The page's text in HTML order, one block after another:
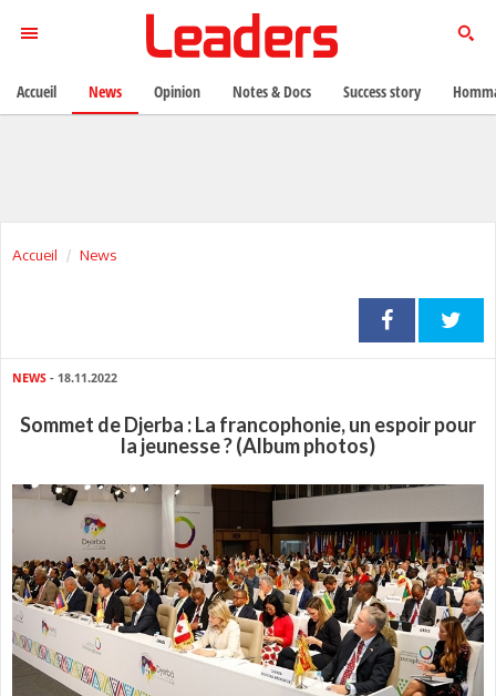
Accueil News
NEWS - 18.11.2022
Sommet de Djerba : La francophonie, un espoir pour
la jeunesse ? (Album photos)
Accueil News Opinion Notes & Docs Success story